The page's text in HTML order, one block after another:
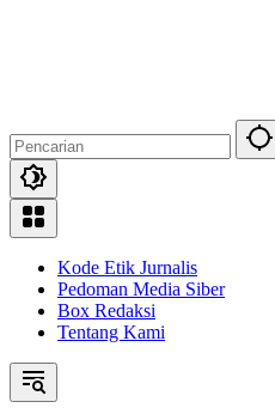
Kode Etik Jurnalis
Pedoman Media Siber
Box Redaksi
Tentang Kami